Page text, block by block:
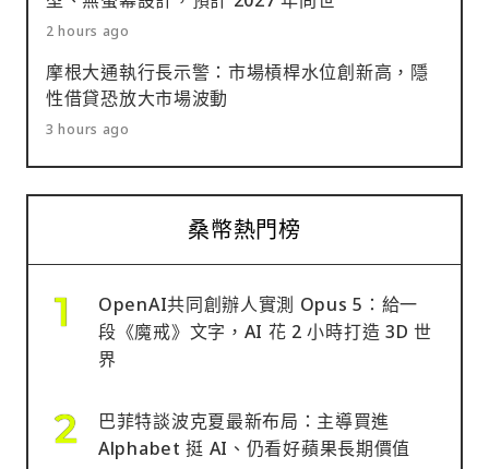
2 hours ago
摩根大通執行長示警：市場槓桿水位創新高，隱
性借貸恐放大市場波動
3 hours ago
桑幣熱門榜
OpenAI共同創辦人實測 Opus 5：給一
段《魔戒》文字，AI 花 2 小時打造 3D 世
界
巴菲特談波克夏最新布局：主導買進
Alphabet 挺 AI、仍看好蘋果長期價值